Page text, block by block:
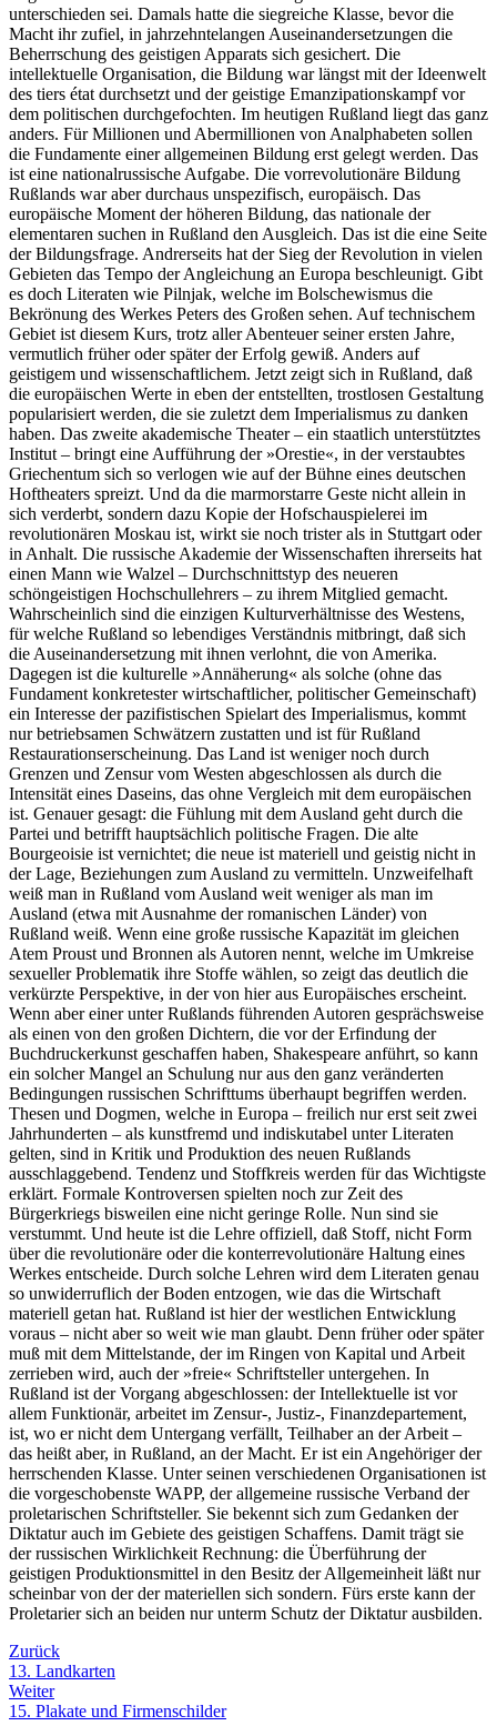
unterschieden sei. Damals hatte die siegreiche Klasse, bevor die
Macht ihr zufiel, in jahrzehntelangen Auseinandersetzungen die
Beherrschung des geistigen Apparats sich gesichert. Die
intellektuelle Organisation, die Bildung war längst mit der Ideenwelt
des tiers état durchsetzt und der geistige Emanzipationskampf vor
dem politischen durchgefochten. Im heutigen Rußland liegt das ganz
anders. Für Millionen und Abermillionen von Analphabeten sollen
die Fundamente einer allgemeinen Bildung erst gelegt werden. Das
ist eine nationalrussische Aufgabe. Die vorrevolutionäre Bildung
Rußlands war aber durchaus unspezifisch, europäisch. Das
europäische Moment der höheren Bildung, das nationale der
elementaren suchen in Rußland den Ausgleich. Das ist die eine Seite
der Bildungsfrage. Andrerseits hat der Sieg der Revolution in vielen
Gebieten das Tempo der Angleichung an Europa beschleunigt. Gibt
es doch Literaten wie Pilnjak, welche im Bolschewismus die
Bekrönung des Werkes Peters des Großen sehen. Auf technischem
Gebiet ist diesem Kurs, trotz aller Abenteuer seiner ersten Jahre,
vermutlich früher oder später der Erfolg gewiß. Anders auf
geistigem und wissenschaftlichem. Jetzt zeigt sich in Rußland, daß
die europäischen Werte in eben der entstellten, trostlosen Gestaltung
popularisiert werden, die sie zuletzt dem Imperialismus zu danken
haben. Das zweite akademische Theater – ein staatlich unterstütztes
Institut – bringt eine Aufführung der »Orestie«, in der verstaubtes
Griechentum sich so verlogen wie auf der Bühne eines deutschen
Hoftheaters spreizt. Und da die marmorstarre Geste nicht allein in
sich verderbt, sondern dazu Kopie der Hofschauspielerei im
revolutionären Moskau ist, wirkt sie noch trister als in Stuttgart oder
in Anhalt. Die russische Akademie der Wissenschaften ihrerseits hat
einen Mann wie Walzel – Durchschnittstyp des neueren
schöngeistigen Hochschullehrers – zu ihrem Mitglied gemacht.
Wahrscheinlich sind die einzigen Kulturverhältnisse des Westens,
für welche Rußland so lebendiges Verständnis mitbringt, daß sich
die Auseinandersetzung mit ihnen verlohnt, die von Amerika.
Dagegen ist die kulturelle »Annäherung« als solche (ohne das
Fundament konkretester wirtschaftlicher, politischer Gemeinschaft)
ein Interesse der pazifistischen Spielart des Imperialismus, kommt
nur betriebsamen Schwätzern zustatten und ist für Rußland
Restaurationserscheinung. Das Land ist weniger noch durch
Grenzen und Zensur vom Westen abgeschlossen als durch die
Intensität eines Daseins, das ohne Vergleich mit dem europäischen
ist. Genauer gesagt: die Fühlung mit dem Ausland geht durch die
Partei und betrifft hauptsächlich politische Fragen. Die alte
Bourgeoisie ist vernichtet; die neue ist materiell und geistig nicht in
der Lage, Beziehungen zum Ausland zu vermitteln. Unzweifelhaft
weiß man in Rußland vom Ausland weit weniger als man im
Ausland (etwa mit Ausnahme der romanischen Länder) von
Rußland weiß. Wenn eine große russische Kapazität im gleichen
Atem Proust und Bronnen als Autoren nennt, welche im Umkreise
sexueller Problematik ihre Stoffe wählen, so zeigt das deutlich die
verkürzte Perspektive, in der von hier aus Europäisches erscheint.
Wenn aber einer unter Rußlands führenden Autoren gesprächsweise
als einen von den großen Dichtern, die vor der Erfindung der
Buchdruckerkunst geschaffen haben, Shakespeare anführt, so kann
ein solcher Mangel an Schulung nur aus den ganz veränderten
Bedingungen russischen Schrifttums überhaupt begriffen werden.
Thesen und Dogmen, welche in Europa – freilich nur erst seit zwei
Jahrhunderten – als kunstfremd und indiskutabel unter Literaten
gelten, sind in Kritik und Produktion des neuen Rußlands
ausschlaggebend. Tendenz und Stoffkreis werden für das Wichtigste
erklärt. Formale Kontroversen spielten noch zur Zeit des
Bürgerkriegs bisweilen eine nicht geringe Rolle. Nun sind sie
verstummt. Und heute ist die Lehre offiziell, daß Stoff, nicht Form
über die revolutionäre oder die konterrevolutionäre Haltung eines
Werkes entscheide. Durch solche Lehren wird dem Literaten genau
so unwiderruflich der Boden entzogen, wie das die Wirtschaft
materiell getan hat. Rußland ist hier der westlichen Entwicklung
voraus – nicht aber so weit wie man glaubt. Denn früher oder später
muß mit dem Mittelstande, der im Ringen von Kapital und Arbeit
zerrieben wird, auch der »freie« Schriftsteller untergehen. In
Rußland ist der Vorgang abgeschlossen: der Intellektuelle ist vor
allem Funktionär, arbeitet im Zensur-, Justiz-, Finanzdepartement,
ist, wo er nicht dem Untergang verfällt, Teilhaber an der Arbeit –
das heißt aber, in Rußland, an der Macht. Er ist ein Angehöriger der
herrschenden Klasse. Unter seinen verschiedenen Organisationen ist
die vorgeschobenste WAPP, der allgemeine russische Verband der
proletarischen Schriftsteller. Sie bekennt sich zum Gedanken der
Diktatur auch im Gebiete des geistigen Schaffens. Damit trägt sie
der russischen Wirklichkeit Rechnung: die Überführung der
geistigen Produktionsmittel in den Besitz der Allgemeinheit läßt nur
scheinbar von der der materiellen sich sondern. Fürs erste kann der
Proletarier sich an beiden nur unterm Schutz der Diktatur ausbilden.
Zurück
13. Landkarten
Weiter
15. Plakate und Firmenschilder